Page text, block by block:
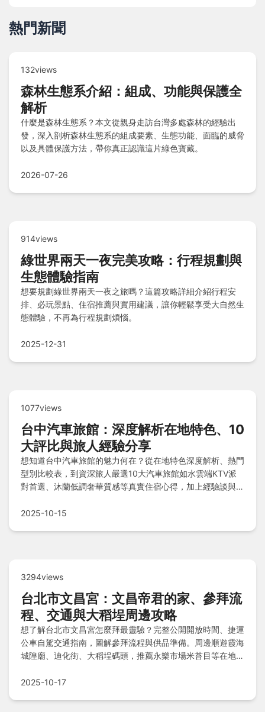
熱門新聞
132views
森林生態系介紹：組成、功能與保護全
解析
什麼是森林生態系？本文從親身走訪台灣多處森林的經驗出
發，深入剖析森林生態系的組成要素、生態功能、面臨的威脅
以及具體保護方法，帶你真正認識這片綠色寶藏。
2026-07-26
914views
綠世界兩天一夜完美攻略：行程規劃與
生態體驗指南
想要規劃綠世界兩天一夜之旅嗎？這篇攻略詳細介紹行程安
排、必玩景點、住宿推薦與實用建議，讓你輕鬆享受大自然生
態體驗，不再為行程規劃煩惱。
2025-12-31
1077views
台中汽車旅館：深度解析在地特色、10
大評比與旅人經驗分享
想知道台中汽車旅館的魅力何在？從在地特色深度解析、熱門
型別比較表，到資深旅人嚴選10大汽車旅館如水雲端KTV派
對首選、沐蘭低調奢華質感等真實住宿心得，加上經驗談與常
2025-10-15
3294views
台北市文昌宮：文昌帝君的家、參拜流
程、交通與大稻埕周邊攻略
想了解台北市文昌宮怎麼拜最靈驗？完整公開開放時間、捷運
公車自駕交通指南，圖解參拜流程與供品準備。周邊順遊霞海
城隍廟、迪化街、大稻埕碼頭，推薦永樂市場米苔目等在地美
2025-10-17